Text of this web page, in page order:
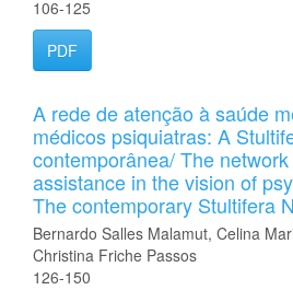
106-125
PDF
A rede de atenção à saúde
médicos psiquiatras: A
contemporânea/ The
assistance in the vision of
The contemporary Stultifera
Bernardo Salles Malamut, Celina
Christina Friche Passos
126-150